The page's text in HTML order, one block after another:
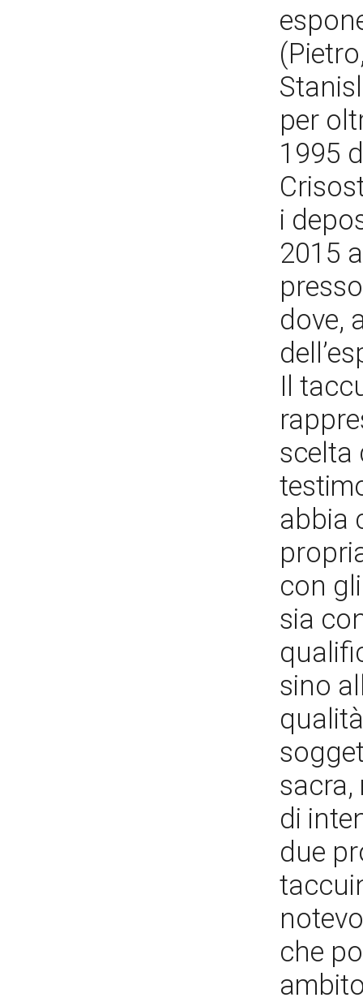
per
1995
i
2015
dove,
Il
scelta
abbia
con
sia
sino
sacra,
di
due
che